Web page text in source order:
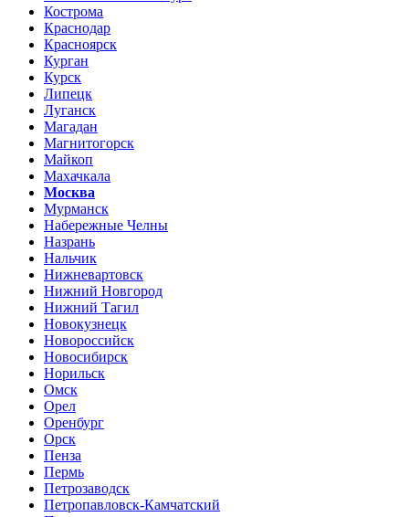
Кострома
Краснодар
Красноярск
Курган
Курск
Липецк
Луганск
Магадан
Магнитогорск
Майкоп
Махачкала
Москва
Мурманск
Набережные Челны
Назрань
Нальчик
Нижневартовск
Нижний Новгород
Нижний Тагил
Новокузнецк
Новороссийск
Новосибирск
Норильск
Омск
Орел
Оренбург
Орск
Пенза
Пермь
Петрозаводск
Петропавловск-Камчатский